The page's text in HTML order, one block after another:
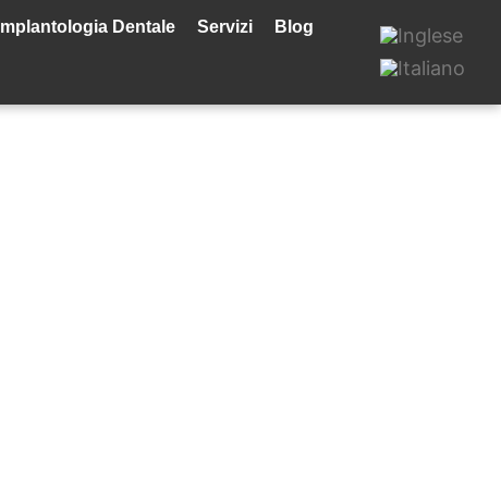
Implantologia Dentale Servizi Blog